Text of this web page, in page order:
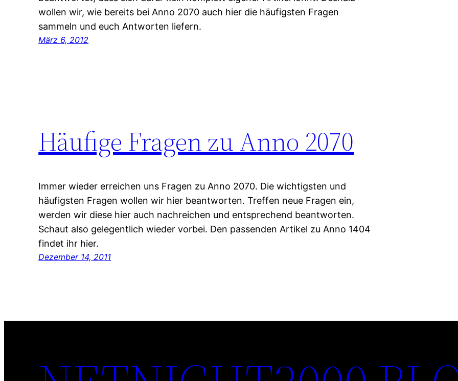
wollen wir, wie bereits bei Anno 2070 auch hier die häufigsten Fragen
sammeln und euch Antworten liefern.
März 6, 2012
Häufige Fragen zu Anno 2070
Immer wieder erreichen uns Fragen zu Anno 2070. Die wichtigsten und
häufigsten Fragen wollen wir hier beantworten. Treffen neue Fragen ein,
werden wir diese hier auch nachreichen und entsprechend beantworten.
Schaut also gelegentlich wieder vorbei. Den passenden Artikel zu Anno 1404
findet ihr hier.
Dezember 14, 2011